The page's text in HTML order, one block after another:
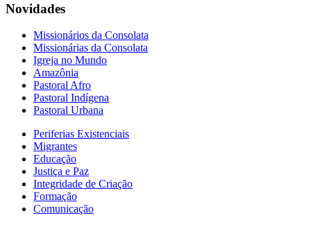
Novidades
Missionários da Consolata
Missionárias da Consolata
Igreja no Mundo
Amazônia
Pastoral Afro
Pastoral Indígena
Pastoral Urbana
Periferias Existenciais
Migrantes
Educação
Justiça e Paz
Integridade de Criação
Formação
Comunicação